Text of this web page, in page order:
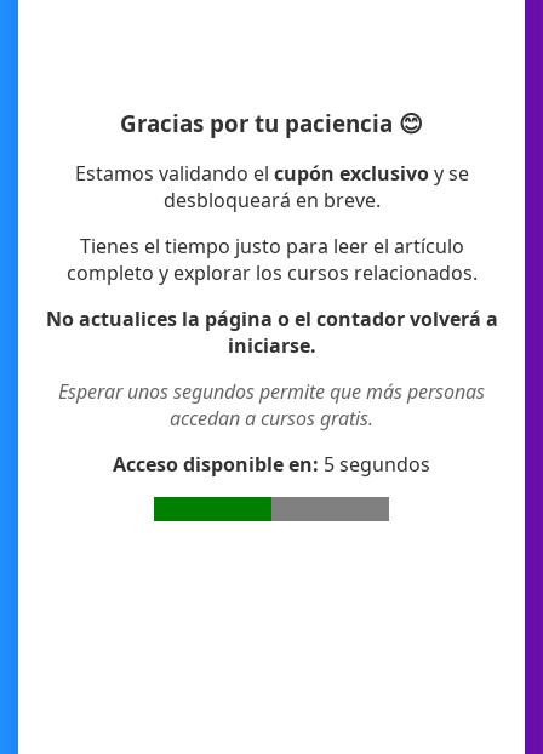
Gracias por tu paciencia 😊
Estamos validando el cupón exclusivoy se
desbloqueará en breve.
Tienes el tiempo justo para leer el artículo
completo y explorar los cursos relacionados.
No actualices la página o el contador volverá a
iniciarse.
Esperar unos segundos permite que más personas
accedan a cursos gratis.
Acceso disponible en: 4segundos